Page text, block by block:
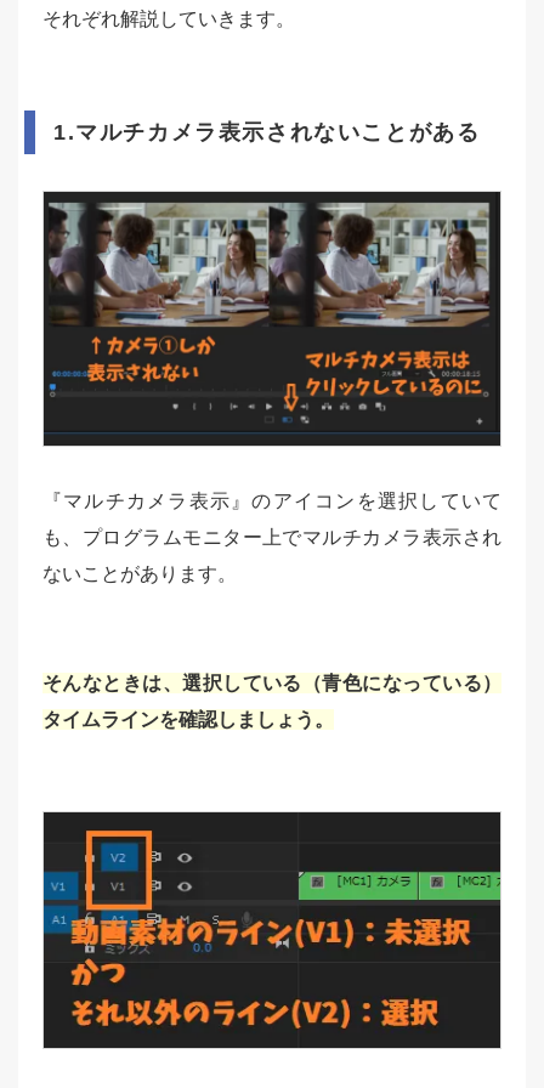
それぞれ解説していきます。
1.マルチカメラ表示されないことがある
『マルチカメラ表示』のアイコンを選択していて
も、プログラムモニター上でマルチカメラ表示され
ないことがあります。
そんなときは、選択している（青色になっている）
タイムラインを確認しましょう。